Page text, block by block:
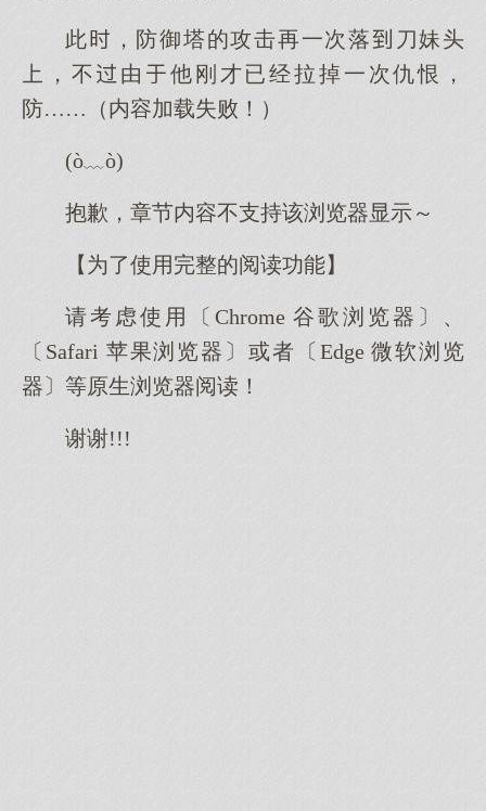
此，防御塔的攻击再一次落刀妹头
，不由他刚才已经拉掉一次仇恨，
防……（内容加载失败！）
(ò﹏ò)
抱歉，章节内容不支持该浏览器显示～
【为了使用完整的阅读功能】
请考虑使用〔Chrome 谷歌浏览器〕、
〔Safari 苹果浏览器〕或者〔Edge 微软浏览
器〕等原生浏览器阅读！
谢谢!!!